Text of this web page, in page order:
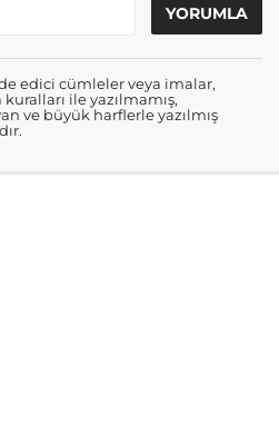
edici cümleler veya imalar,
ile yazılmamış,
ve büyük harflerle yazılmış